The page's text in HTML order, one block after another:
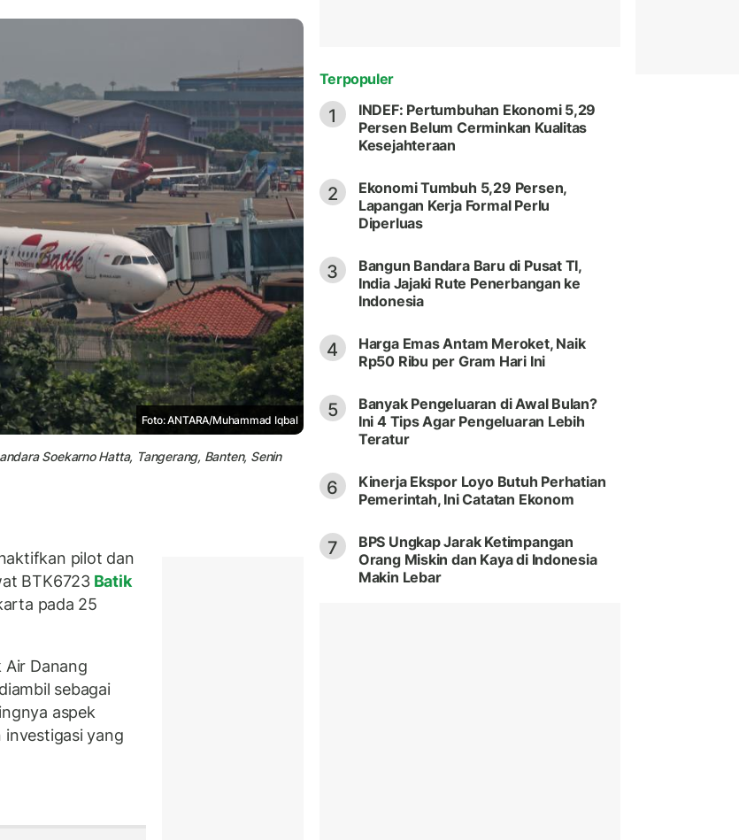
Foto: ANTARA/Muhammad Iqbal
Soekarno Hatta, Tangerang, Banten, Senin
pilot dan
BTK6723Batik
pada 25
Danang
sebagai
aspek
investigasi yang
Terpopuler
1
INDEF: Pertumbuhan Ekonomi 5,29
Persen Belum Cerminkan Kualitas
Kesejahteraan
2
Ekonomi Tumbuh 5,29 Persen,
Lapangan Kerja Formal Perlu
Diperluas
3
Bangun Bandara Baru di Pusat TI,
India Jajaki Rute Penerbangan ke
Indonesia
4
Harga Emas Antam Meroket, Naik
Rp50 Ribu per Gram Hari Ini
5
Banyak Pengeluaran di Awal Bulan?
Ini 4 Tips Agar Pengeluaran Lebih
Teratur
6
Kinerja Ekspor Loyo Butuh Perhatian
Pemerintah, Ini Catatan Ekonom
7
BPS Ungkap Jarak Ketimpangan
Orang Miskin dan Kaya di Indonesia
Makin Lebar